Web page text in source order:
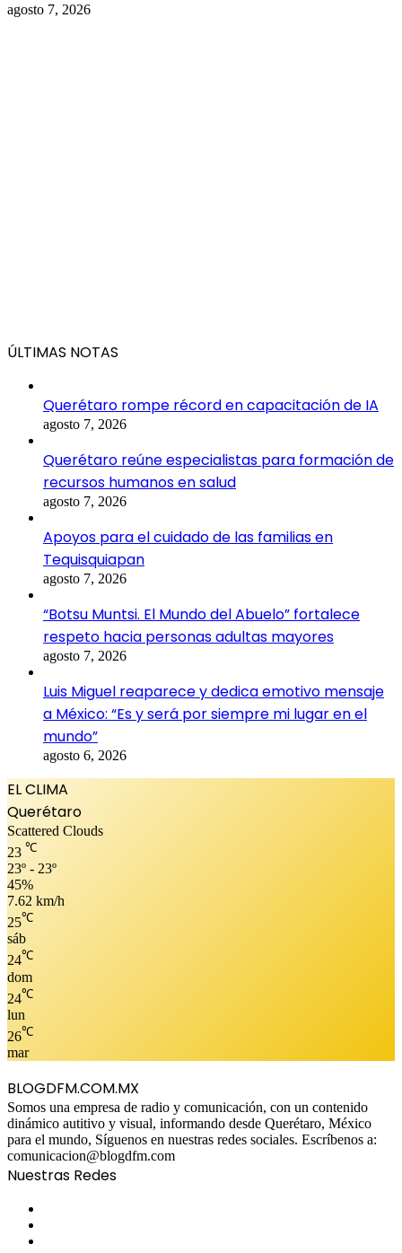
agosto 7, 2026
ÚLTIMAS NOTAS
Querétaro rompe récord en capacitación de IA
agosto 7, 2026
Querétaro reúne especialistas para formación de
recursos humanos en salud
agosto 7, 2026
Apoyos para el cuidado de las familias en
Tequisquiapan
agosto 7, 2026
“Botsu Muntsi. El Mundo del Abuelo” fortalece
respeto hacia personas adultas mayores
agosto 7, 2026
Luis Miguel reaparece y dedica emotivo mensaje
a México: “Es y será por siempre mi lugar en el
mundo”
agosto 6, 2026
EL CLIMA
Querétaro
Scattered Clouds
23 ℃
23º - 23º
45%
7.62 km/h
25℃
sáb
24℃
dom
24℃
lun
26℃
mar
BLOGDFM.COM.MX
Somos una empresa de radio y comunicación, con un contenido
dinámico autitivo y visual, informando desde Querétaro, México
para el mundo, Síguenos en nuestras redes sociales. Escríbenos a:
comunicacion@blogdfm.com
Nuestras Redes